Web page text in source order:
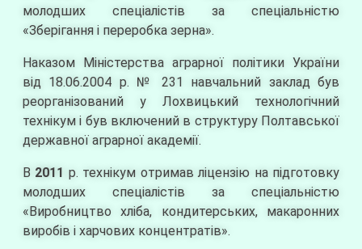
молодших спеціалістів за спеціальністю
«Зберігання і переробка зерна».
Наказом Міністерства аграрної політики України
від 18.06.2004 р. № 231 навчальний заклад був
реорганізований у Лохвицький технологічний
технікум і був включений в структуру Полтавської
державної аграрної академії.
В 2011 р. технікум отримав ліцензію на підготовку
молодших спеціалістів за спеціальністю
«Виробництво хліба, кондитерських, макаронних
виробів і харчових концентратів».